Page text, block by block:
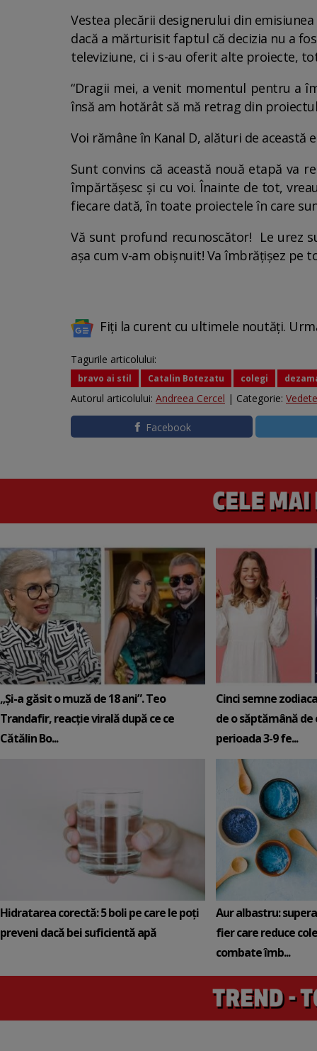
Vestea plecării designerului din
dacă a mărturisit faptul că decizia nu a
televiziune, ci i s-au oferit alte proiecte,
“Dragii mei, a venit momentul pentru a
însă am hotărât să mă retrag din
Voi rămâne în Kanal D, alături de
Sunt convins că această nouă etapă va
împărtășesc și cu voi. Înainte de tot,
fiecare dată, în toate proiectele în care
Vă sunt profund recunoscător! Le urez
așa cum v-am obișnuit! Va îmbrățișez pe
Fiți la curent cu ultimele noutăți.
Tagurile articolului:
bravo ai stil Catalin Botezatu colegi
Autorul articolului: Andreea Cercel | Categorie: Vedete
Facebook
„Și-a găsit o muză de 18 ani”. Teo
Trandafir, reacție virală după ce ce
Cătălin Bo...
Cinci semne
de o săptămână de
perioada 3-9 fe...
Hidratarea corectă: 5 boli pe care le poți
preveni dacă bei suficientă apă
Aur albastru:
fier care reduce
combate îmb...